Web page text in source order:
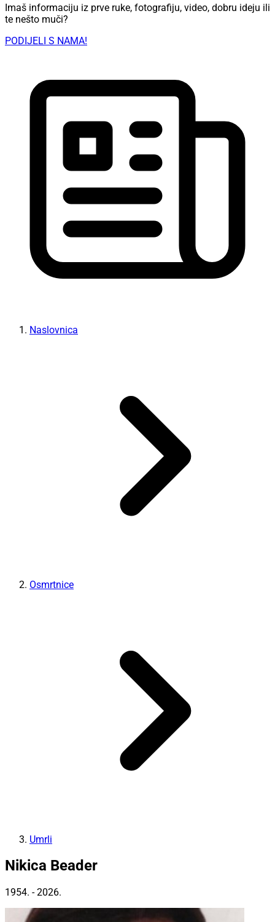
Imaš informaciju iz prve ruke, fotografiju, video, dobru ideju ili
te nešto muči?
PODIJELI S NAMA!
Naslovnica
Osmrtnice
Umrli
Nikica Beader
1954. - 2026.